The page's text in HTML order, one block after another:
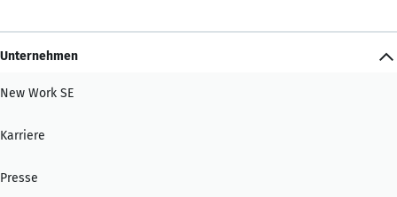
Unternehmen
New Work SE
Karriere
Presse